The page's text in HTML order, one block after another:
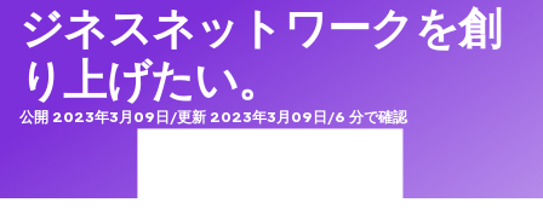
ジネスネットワークを創
り上げたい。
公開 2023年3月09日/更新 2023年3月09日/6 分で確認